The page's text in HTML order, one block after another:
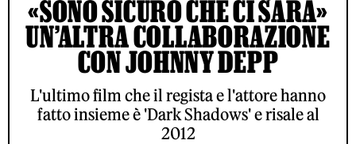
«SONO SICURO CHE CI SARÀ»
UN’ALTRA COLLABORAZIONE
CON JOHNNY DEPP
L'ultimo film che il regista e l'attore hanno
fatto insieme è 'Dark Shadows' e risale al
2012